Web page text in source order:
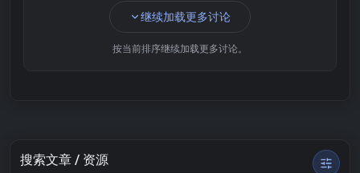
继续加载更多讨论
按当前排序继续加载更多讨论。
搜索文章 / 资源